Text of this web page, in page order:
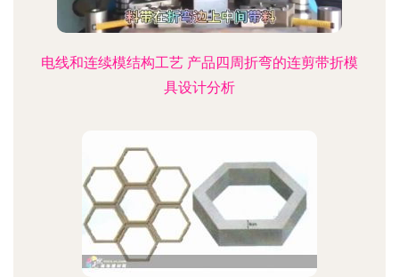
电线和连续模结构工艺 产品四周折弯的连剪带折模
具设计分析